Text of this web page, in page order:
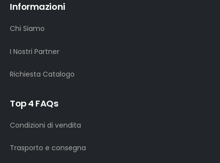
Informazioni
Chi Siamo
I Nostri Partner
Richiesta Catalogo
Top 4 FAQs
Condizioni di vendita
Trasporto e consegna